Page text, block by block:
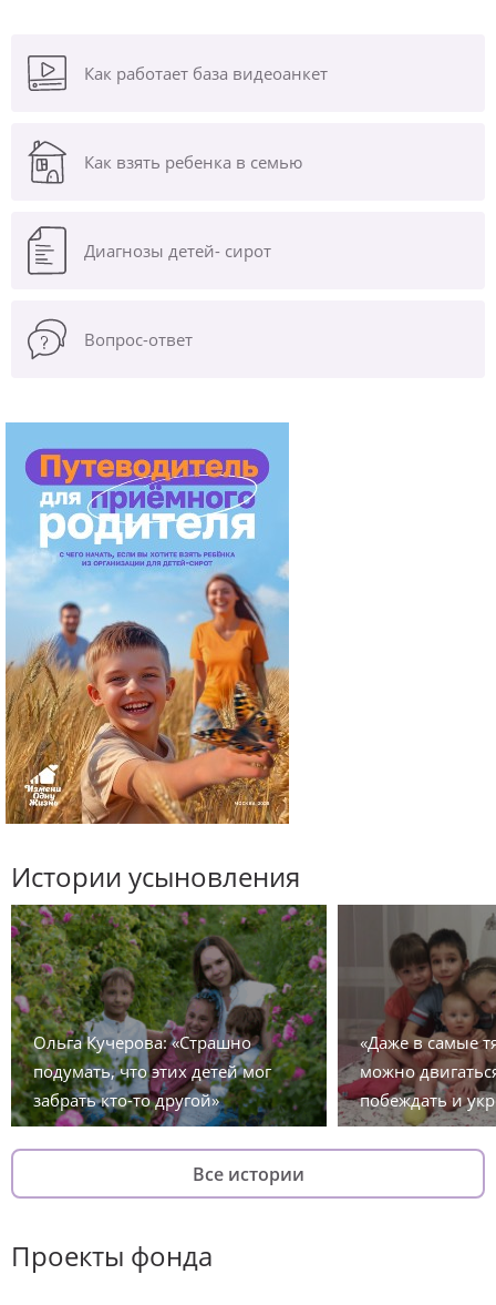
Как работает база видеоанкет
Как взять ребенка в семью
Диагнозы детей- сирот
Вопрос-ответ
Истории усыновления
Ольга Кучерова: «Страшно
подумать, что этих детей мог
забрать кто-то другой»
«Даже в самые
можно
побеждать и
Все истории
Проекты фонда